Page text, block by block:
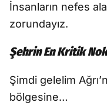
İnsanların nefes
zorundayız.
Şehrin En Kritik
Şimdi gelelim
bölgesine…